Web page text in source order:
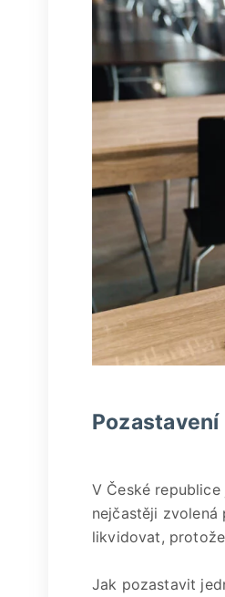
V České
nejčastěji
likvidovat,
Jak pozastavit